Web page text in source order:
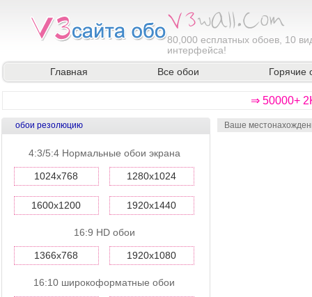
80,000 есплатных обоев, 10
интерфейса!
Главная
Все обои Горячие
⇒ 50000+
обои резолюцию
4:3/5:4 Нормальные обои экрана
1024x768 1280x1024
1600x1200 1920x1440
16:9 HD обои
1366x768 1920x1080
16:10 широкоформатные обои
Ваше